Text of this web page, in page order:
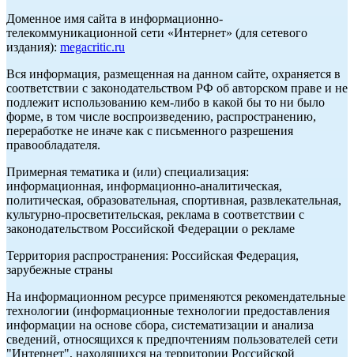
Доменное имя сайта в информационно-
телекоммуникационной сети «Интернет» (для сетевого
издания): megacritic.ru
Вся информация, размещенная на данном сайте, охраняется в
соответствии с законодательством РФ об авторском праве и не
подлежит использованию кем-либо в какой бы то ни было
форме, в том числе воспроизведению, распространению,
переработке не иначе как с письменного разрешения
правообладателя.
Примерная тематика и (или) специализация:
информационная, информационно-аналитическая,
политическая, образовательная, спортивная, развлекательная,
культурно-просветительская, реклама в соответствии с
законодательством Российской Федерации о рекламе
Территория распространения: Российская Федерация,
зарубежные страны
На информационном ресурсе применяются рекомендательные
технологии (информационные технологии предоставления
информации на основе сбора, систематизации и анализа
сведений, относящихся к предпочтениям пользователей сети
"Интернет", находящихся на территории Российской